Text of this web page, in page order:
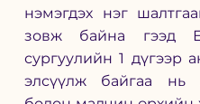
нэмэгдэх нэг
зовж байна гээд
сургуулийн 1 дүгээр
элсүүлж байгаа нь